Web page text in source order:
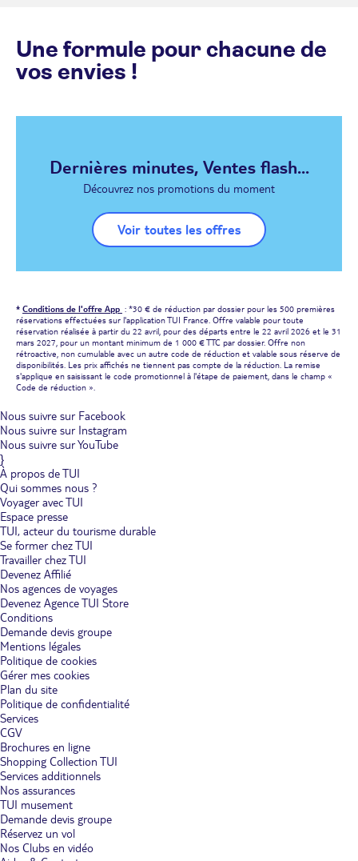
Une formule pour chacune de
vos envies !
Dernières minutes, Ventes flash...
Découvrez nos promotions du moment
Voir toutes les offres
* Conditions de l'offre App : *30 € de réduction par dossier pour les 500 premières
réservations effectuées sur l'application TUI France. Offre valable pour toute
réservation réalisée à partir du 22 avril, pour des départs entre le 22 avril 2026 et le 31
mars 2027, pour un montant minimum de 1 000 € TTC par dossier. Offre non
rétroactive, non cumulable avec un autre code de réduction et valable sous réserve de
disponibilités. Les prix affichés ne tiennent pas compte de la réduction. La remise
s'applique en saisissant le code promotionnel à l'étape de paiement, dans le champ «
Code de réduction ».
Nous suivre sur Facebook
Nous suivre sur Instagram
Nous suivre sur YouTube
}
À propos de TUI
Qui sommes nous ?
Voyager avec TUI
Espace presse
TUI, acteur du tourisme durable
Se former chez TUI
Travailler chez TUI
Devenez Affilié
Nos agences de voyages
Devenez Agence TUI Store
Conditions
Demande devis groupe
Mentions légales
Politique de cookies
Gérer mes cookies
Plan du site
Politique de confidentialité
Services
CGV
Brochures en ligne
Shopping Collection TUI
Services additionnels
Nos assurances
TUI musement
Demande devis groupe
Réservez un vol
Nos Clubs en vidéo